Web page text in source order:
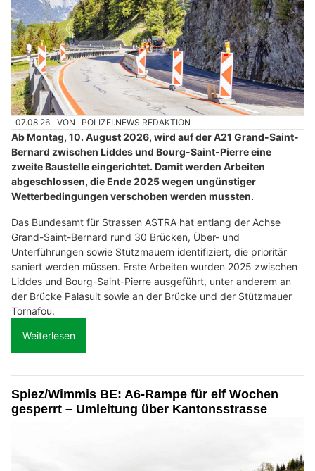
07.08.26 VON POLIZEI.NEWS REDAKTION
Ab Montag, 10. August 2026, wird auf der A21 Grand-Saint-
Bernard zwischen Liddes und Bourg-Saint-Pierre eine
zweite Baustelle eingerichtet. Damit werden Arbeiten
abgeschlossen, die Ende 2025 wegen ungünstiger
Wetterbedingungen verschoben werden mussten.
Das Bundesamt für Strassen ASTRA hat entlang der Achse
Grand-Saint-Bernard rund 30 Brücken, Über- und
Unterführungen sowie Stützmauern identifiziert, die prioritär
saniert werden müssen. Erste Arbeiten wurden 2025 zwischen
Liddes und Bourg-Saint-Pierre ausgeführt, unter anderem an
der Brücke Palasuit sowie an der Brücke und der Stützmauer
Tornafou.
Weiterlesen
Spiez/Wimmis BE: A6-Rampe für elf Wochen
gesperrt – Umleitung über Kantonsstrasse